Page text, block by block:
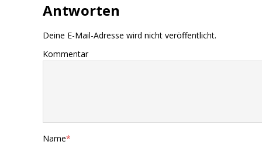
Antworten
Deine E-Mail-Adresse wird nicht veröffentlicht.
Kommentar
Name*